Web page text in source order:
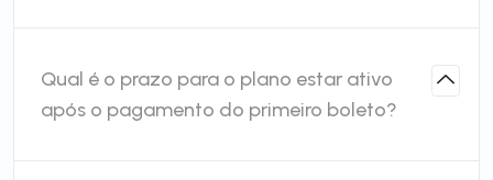
Qual é o prazo para o plano estar ativo
após o pagamento do primeiro boleto?